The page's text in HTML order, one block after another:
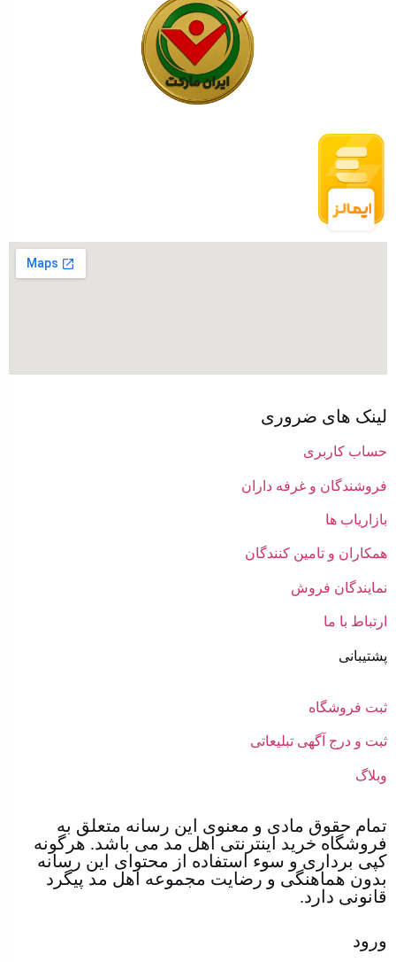
لینک های ضروری
حساب کاربری
فروشندگان و غرفه داران
بازاریاب ها
همکاران و تامین کنندگان
نمایندگان فروش
ارتباط با ما
پشتیبانی
ثبت فروشگاه
ثبت و درج آگهی تبلیعاتی
وبلاگ
تمام حقوق مادی و معنوی این رسانه متعلق به
فروشگاه خرید اینترنتی اهل مد می باشد. هرگونه
کپی برداری و سوء استفاده از محتوای این رسانه
بدون هماهنگی و رضایت مجموعه اهل مد پیگرد
قانونی دارد.
ورود